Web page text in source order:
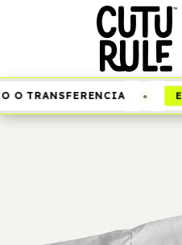
TRANSFERENCIA